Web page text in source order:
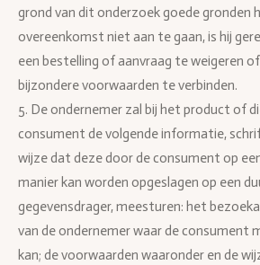
grond van dit onderzoek goede gronden
overeenkomst niet aan te gaan, is hij
een bestelling of aanvraag te weigeren
bijzondere voorwaarden te verbinden.
5. De ondernemer zal bij het product of
consument de volgende informatie,
wijze dat deze door de consument op
manier kan worden opgeslagen op een
gegevensdrager, meesturen: het
van de ondernemer waar de consument
kan; de voorwaarden waaronder en de